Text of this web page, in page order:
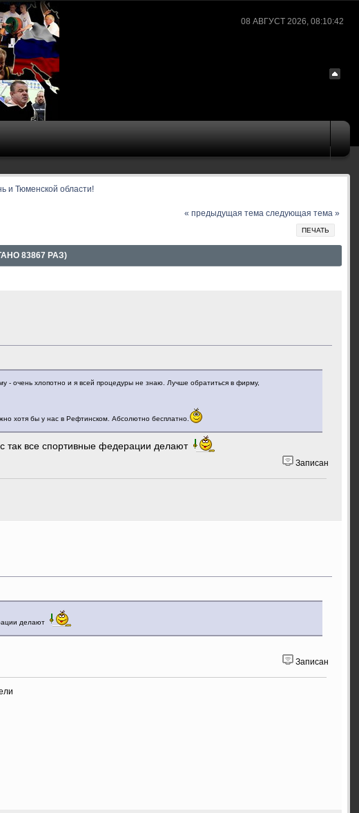
08 АВГУСТ 2026, 08:10:42
и Тюменской области!
« предыдущая тема следующая тема »
ПЕЧАТЬ
83867 РАЗ)
очень хлопотно и я всей процедуры не знаю. Лучше обратиться в фирму,
хотя бы у нас в Рефтинском. Абсолютно бесплатно.
так все спортивные федерации делают
Записан
делают
Записан